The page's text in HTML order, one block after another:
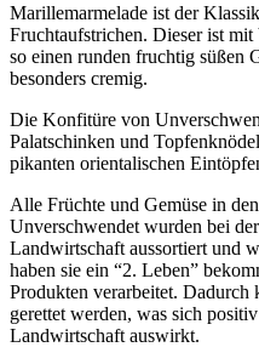
Marillemarmelade ist der
Fruchtaufstrichen. Dieser ist
so einen runden fruchtig süßen
besonders cremig.
Die Konfitüre von
Palatschinken und
pikanten orientalischen
Alle Früchte und Gemüse in
Unverschwendet wurden bei
Landwirtschaft aussortiert und
haben sie ein “2. Leben”
Produkten verarbeitet. Dadurch
gerettet werden, was sich
Landwirtschaft auswirkt.